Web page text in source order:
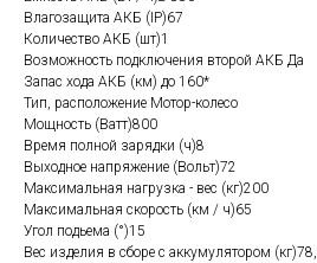
Влагозащита АКБ (IP)67
Количество АКБ (шт)1
Возможность подключения второй АКБ Да
Запас хода АКБ (км) до 160*
Тип, расположение Мотор-колесо
Мощность (Ватт)800
Время полной зарядки (ч)8
Выходное напряжение (Вольт)72
Максимальная нагрузка - вес (кг)200
Максимальная скорость (км / ч)65
Угол подьема (°)15
Вес изделия в сборе с аккумулятором